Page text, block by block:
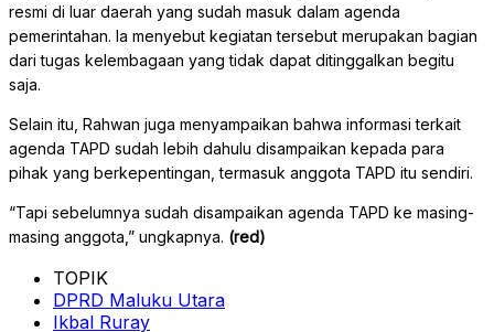
resmi di luar daerah yang sudah masuk dalam agenda
pemerintahan. Ia menyebut kegiatan tersebut merupakan bagian
dari tugas kelembagaan yang tidak dapat ditinggalkan begitu
saja.
Selain itu, Rahwan juga menyampaikan bahwa informasi terkait
agenda TAPD sudah lebih dahulu disampaikan kepada para
pihak yang berkepentingan, termasuk anggota TAPD itu sendiri.
“Tapi sebelumnya sudah disampaikan agenda TAPD ke masing-
masing anggota,” ungkapnya. (red)
TOPIK
DPRD Maluku Utara
Ikbal Ruray